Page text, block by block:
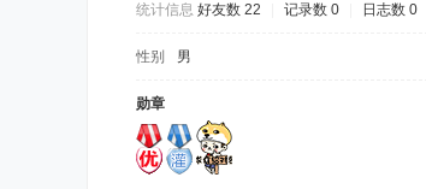
统计信息 好友数 22 记录数 0 日志数 0
性别 男
勋章